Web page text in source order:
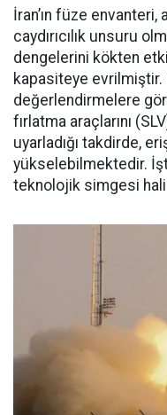
İran’ın füze envanteri,
caydırıcılık unsuru
dengelerini kökten
kapasiteye evrilmiştir.
değerlendirmelere
fırlatma araçlarını
uyarladığı takdirde,
yükselebilmektedir.
teknolojik simgesi